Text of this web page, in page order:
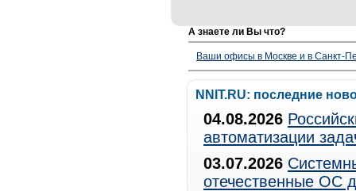
А знаете ли Вы что?
Ваши офисы в Москве и в Санкт-
NNIT.RU: последние
04.08.2026
автоматизации
03.07.2026
отечественные ОС